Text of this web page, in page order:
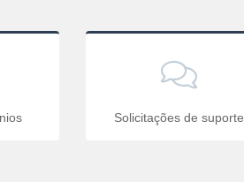
Solicitações de suporte